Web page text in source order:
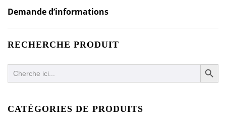
Demande d’informations
RECHERCHE PRODUIT
Search
for:
SEARCH
CATÉGORIES DE PRODUITS